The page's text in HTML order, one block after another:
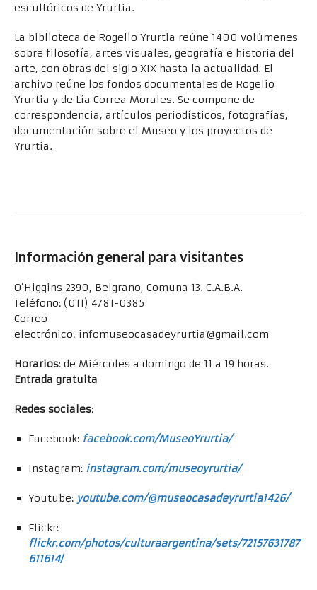
escultóricos de Yrurtia.
La biblioteca de Rogelio Yrurtia reúne 1400 volúmenes
sobre filosofía, artes visuales, geografía e historia del
arte, con obras del siglo XIX hasta la actualidad. El
archivo reúne los fondos documentales de Rogelio
Yrurtia y de Lía Correa Morales. Se compone de
correspondencia, artículos periodísticos, fotografías,
documentación sobre el Museo y los proyectos de
Yrurtia.
Información general para visitantes
O’Higgins 2390, Belgrano, Comuna 13. C.A.B.A.
Teléfono: (011) 4781-0385
Correo
electrónico: infomuseocasadeyrurtia@gmail.com
Horarios: de Miércoles a domingo de 11 a 19 horas.
Entrada gratuita
Redes sociales:
Facebook: facebook.com/MuseoYrurtia/
Instagram: instagram.com/museoyrurtia/
Youtube: youtube.com/@museocasadeyrurtia1426/
Flickr:
flickr.com/photos/culturaargentina/sets/72157631787
611614/